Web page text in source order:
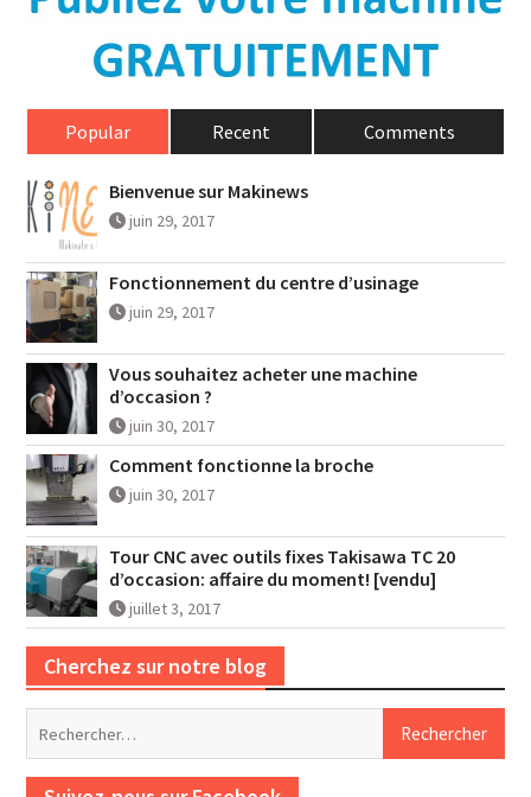
Popular Recent Comments
Bienvenue sur Makinews
juin 29, 2017
Fonctionnement du centre d’usinage
juin 29, 2017
Vous souhaitez acheter une machine
d’occasion ?
juin 30, 2017
Comment fonctionne la broche
juin 30, 2017
Tour CNC avec outils fixes Takisawa TC 20
d’occasion: affaire du moment! [vendu]
juillet 3, 2017
Cherchez sur notre blog